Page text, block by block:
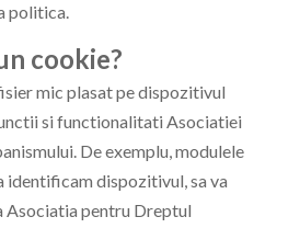
politica.
cookie?
mic plasat pe dispozitivul
si functionalitati Asociatiei
De exemplu, modulele
identificam dispozitivul, sa va
Asociatia pentru Dreptul